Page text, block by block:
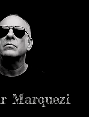
Marquezi